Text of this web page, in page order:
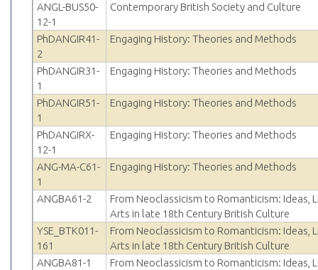
ANGL-BUS50-
12-1
Contemporary British Society and Culture
PhDANGIR41-
2
Engaging History: Theories and Methods
PhDANGIR31-
1
Engaging History: Theories and Methods
PhDANGIR51-
1
Engaging History: Theories and Methods
PhDANGIRX-
12-1
Engaging History: Theories and Methods
ANG-MA-C61-
1
Engaging History: Theories and Methods
ANGBA61-2
From Neoclassicism to Romanticism: Ideas,
Arts in late 18th Century British Culture
YSE_BTK011-
161
From Neoclassicism to Romanticism: Ideas,
Arts in late 18th Century British Culture
ANGBA81-1
From Neoclassicism to Romanticism: Ideas,